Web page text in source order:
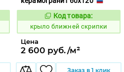
828842
Код товара:
крыло ближней скрипки
Цена
2 600 руб./м²
Заказ в 1 клик